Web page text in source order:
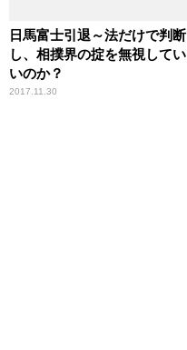
日馬富士引退～法だけで判断
し、相撲界の掟を無視してい
いのか？
2017.11.30